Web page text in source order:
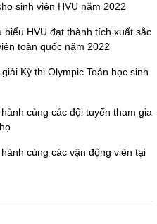
sinh viên HVU năm 2022
biểu HVU đạt thành tích xuất sắc
toàn quốc năm 2022
Kỳ thi Olympic Toán học sinh
cùng các đội tuyển tham gia
cùng các vận động viên tại